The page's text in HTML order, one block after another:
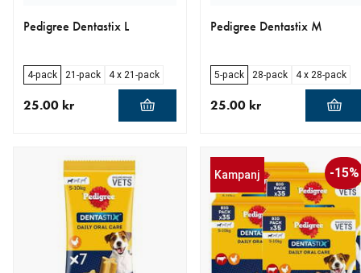
Pedigree Dentastix L
4-pack 21-pack 4 x 21-pack
25.00 kr
Pedigree Dentastix M
5-pack 28-pack 4 x 28-pack
25.00 kr
Kampanj -15%